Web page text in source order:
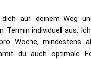
dich auf deinem Weg
Termin individuell aus.
Woche, mindestens
du auch optimale